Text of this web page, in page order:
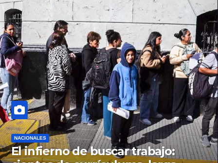
NACIONALES
El infierno de buscar trabajo: